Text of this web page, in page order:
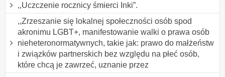
,,Uczczenie rocznicy śmierci Inki”.
,,Zrzeszanie się lokalnej społeczności osób spod
akronimu LGBT+, manifestowanie walki o prawa osób
nieheteronormatywnych, takie jak: prawo do małżeństw
i związków partnerskich bez względu na płeć osób,
które chcą je zawrzeć, uznanie przez